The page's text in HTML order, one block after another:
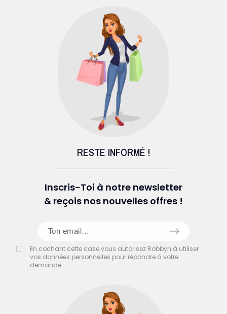
RESTE INFORMÉ !
Inscris-Toi à notre newsletter
& reçois nos nouvelles offres !
En cochant cette case vous autorisez Robbyn à utiliser
vos données personnelles pour répondre à votre
demande.